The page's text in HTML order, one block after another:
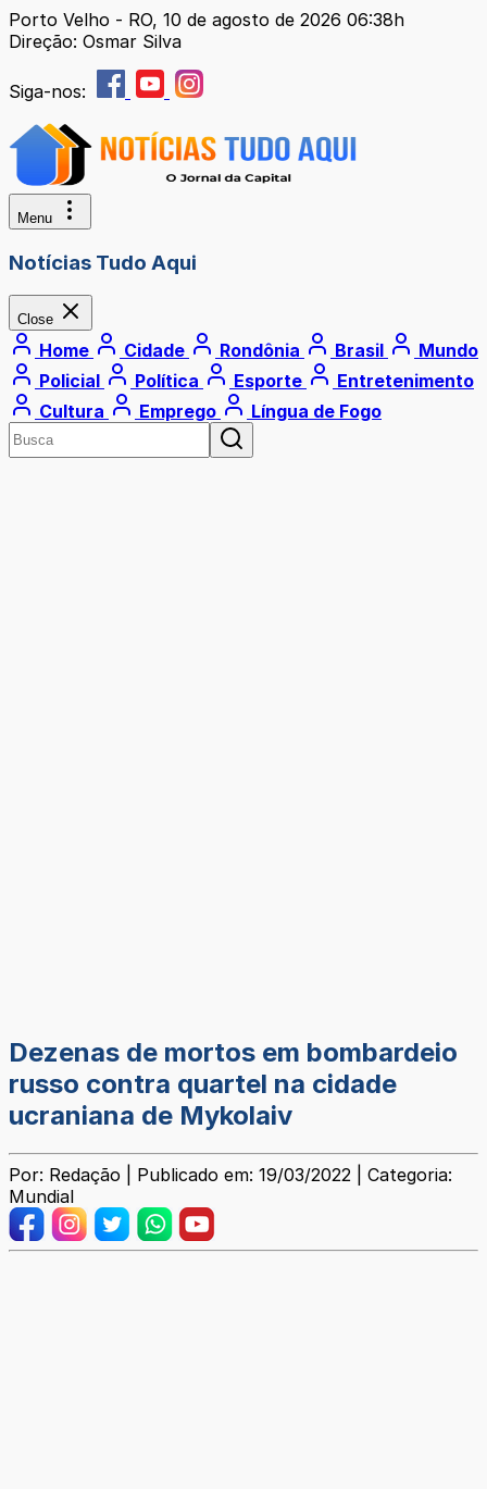
Porto Velho - RO, 10 de agosto de 2026 06:38h
Direção: Osmar Silva
Siga-nos:
Menu
Notícias Tudo Aqui
Close
Home Cidade Rondônia Brasil
Mundo
Policial
Política Esporte
Entretenimento
Cultura
Emprego Língua de Fogo
Dezenas de mortos em bombardeio
russo contra quartel na cidade
ucraniana de Mykolaiv
Por: Redação | Publicado em: 19/03/2022 | Categoria:
Mundial